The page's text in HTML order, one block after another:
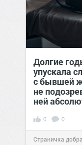
Долгие
упускала
с бывшей
не
ней
0 0
Страничка